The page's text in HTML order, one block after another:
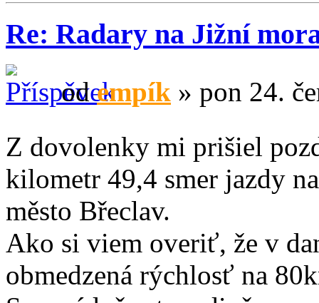
Re: Radary na Jižní
odempík » pon 24.
Z dovolenky mi prišiel
kilometr 49,4 smer jazdy
město Břeclav.
Ako si viem overiť, že v
obmedzená rýchlosť na